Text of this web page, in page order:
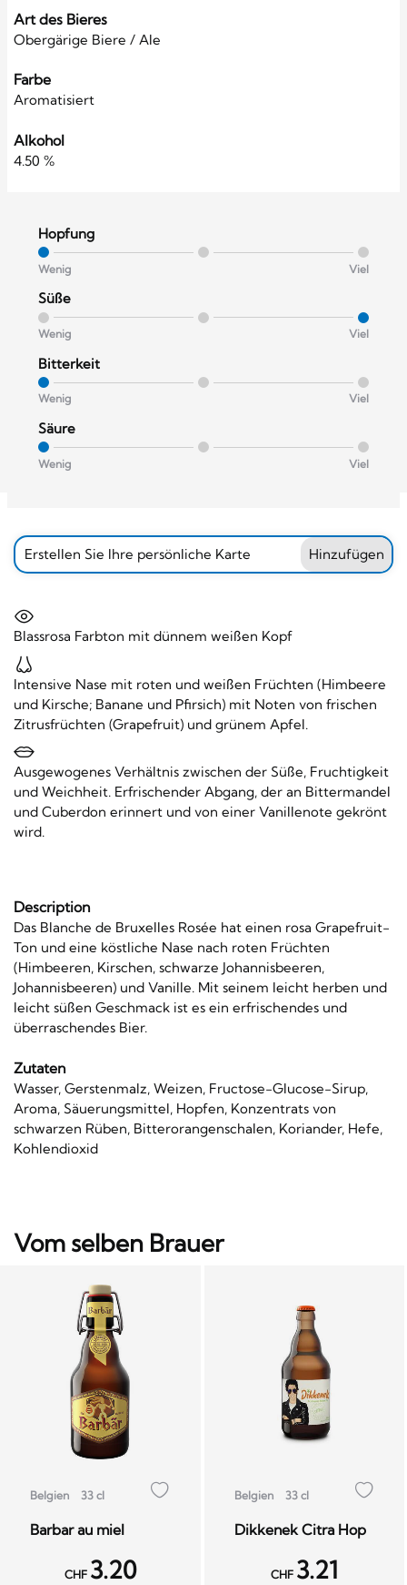
Art des Bieres
Obergärige Biere / Ale
Farbe
Aromatisiert
Alkohol
4.50 %
Hopfung
Wenig Viel
Süße
Wenig Viel
Bitterkeit
Wenig Viel
Säure
Wenig Viel
Erstellen Sie Ihre persönliche Karte Hinzufügen
Blassrosa Farbton mit dünnem weißen Kopf
Intensive Nase mit roten und weißen Früchten (Himbeere
und Kirsche; Banane und Pfirsich) mit Noten von frischen
Zitrusfrüchten (Grapefruit) und grünem Apfel.
Ausgewogenes Verhältnis zwischen der Süße, Fruchtigkeit
und Weichheit. Erfrischender Abgang, der an Bittermandel
und Cuberdon erinnert und von einer Vanillenote gekrönt
wird.
Description
Das Blanche de Bruxelles Rosée hat einen rosa Grapefruit-
Ton und eine köstliche Nase nach roten Früchten
(Himbeeren, Kirschen, schwarze Johannisbeeren,
Johannisbeeren) und Vanille. Mit seinem leicht herben und
leicht süßen Geschmack ist es ein erfrischendes und
überraschendes Bier.
Zutaten
Wasser, Gerstenmalz, Weizen, Fructose-Glucose-Sirup,
Aroma, Säuerungsmittel, Hopfen, Konzentrats von
schwarzen Rüben, Bitterorangenschalen, Koriander, Hefe,
Kohlendioxid
Vom selben Brauer
Belgien 33 cl
Barbar au miel
CHF 3.20
Belgien 33 cl
Dikkenek Citra Hop
CHF 3.21